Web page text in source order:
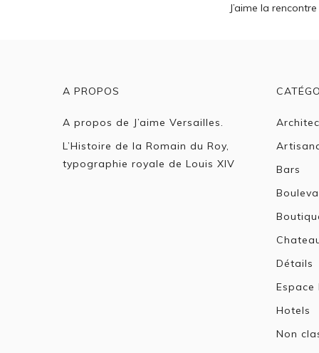
de
Previous
J’aime la
A PROPOS
A propos de J’aime Versailles.
L’Histoire de la Romain du Roy,
typographie royale de Louis XIV
Bars
Détails
Espace
Hotels
Non